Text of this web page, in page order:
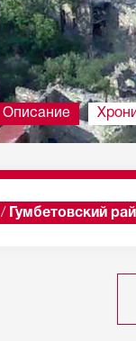
Описание
/ Гумбетовский